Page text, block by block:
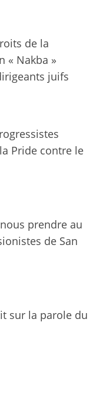
de la
« Nakba »
juifs
Pride contre le
prendre au
de San
sur la parole du